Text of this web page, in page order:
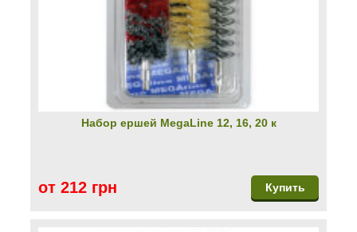
Набор ершей MegaLine 12, 16, 20 к
от 212 грн Купить